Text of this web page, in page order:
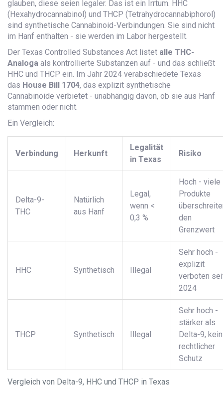
glauben, diese seien legaler. Das ist ein Irrtum. HHC
(Hexahydrocannabinol) und THCP (Tetrahydrocannabiphorol)
sind synthetische Cannabinoid-Verbindungen. Sie sind nicht
im Hanf enthalten - sie werden im Labor hergestellt.
Der Texas Controlled Substances Act listet alle THC-
Analoga als kontrollierte Substanzen auf - und das schließt
HHC und THCP ein. Im Jahr 2024 verabschiedete Texas
das House Bill 1704, das explizit synthetische
Cannabinoide verbietet - unabhängig davon, ob sie aus Hanf
stammen oder nicht.
Ein Vergleich:
Vergleich von Delta-9, HHC und THCP in Texas
Verbindung Herkunft
Legalität
in Texas
Risiko
Delta-9-
THC
Natürlich
aus Hanf
Legal,
wenn <
0,3 %
Hoch - viele
Produkte
den
Grenzwert
HHC Synthetisch Illegal
Sehr hoch -
explizit
verboten
2024
THCP Synthetisch Illegal
Sehr hoch -
stärker als
Delta-9, kein
rechtlicher
Schutz